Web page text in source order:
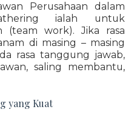
Perusahaan dalam
ialah untuk
(team work). Jika rasa
di masing – masing
rasa tanggung jawab,
saling membantu,
yang Kuat